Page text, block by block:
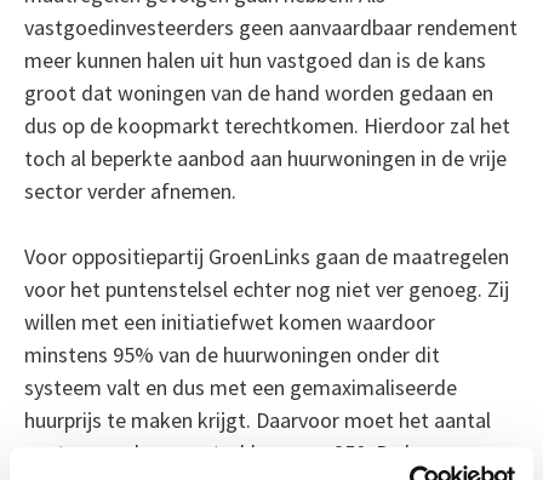
vastgoedinvesteerders geen aanvaardbaar rendement
meer kunnen halen uit hun vastgoed dan is de kans
groot dat woningen van de hand worden gedaan en
dus op de koopmarkt terechtkomen. Hierdoor zal het
toch al beperkte aanbod aan huurwoningen in de vrije
sector verder afnemen.
Voor oppositiepartij GroenLinks gaan de maatregelen
voor het puntenstelsel echter nog niet ver genoeg. Zij
willen met een initiatiefwet komen waardoor
minstens 95% van de huurwoningen onder dit
systeem valt en dus met een gemaximaliseerde
huurprijs te maken krijgt. Daarvoor moet het aantal
punten worden opgetrokken naar 250. De huur voor